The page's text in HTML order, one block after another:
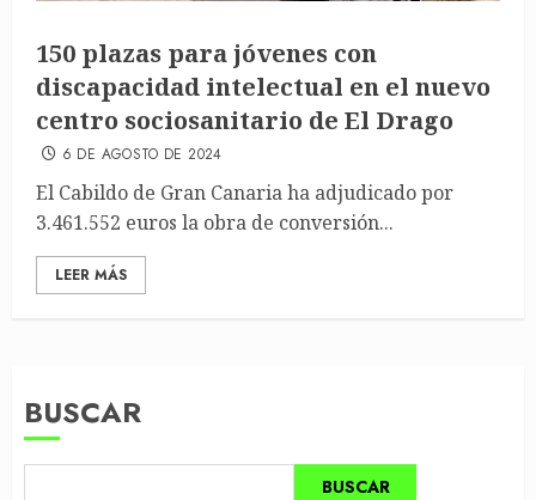
150 plazas para jóvenes con
discapacidad intelectual en el nuevo
centro sociosanitario de El Drago
6 DE AGOSTO DE 2024
El Cabildo de Gran Canaria ha adjudicado por
3.461.552 euros la obra de conversión...
LEER MÁS
BUSCAR
BUSCAR